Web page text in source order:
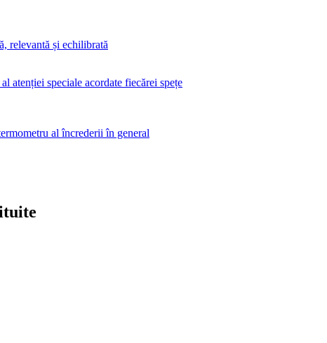
relevantă și echilibrată
atenției speciale acordate fiecărei spețe
al încrederii în general